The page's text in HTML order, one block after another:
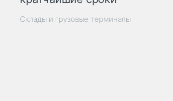
Склады и грузовые терминалы